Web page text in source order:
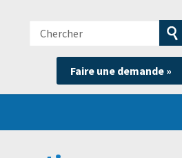
Chercher
la
Faire une demande »